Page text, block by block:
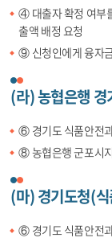
④ 대출자 확정 여부
출액 배정 요청
⑨ 신청인에게 융자
(라) 농협은행
⑥ 경기도 식품안전
⑧ 농협은행 군포시
(마) 경기도청(
⑥ 경기도 식품안전